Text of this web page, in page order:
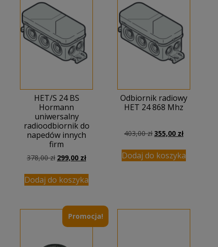
HET/S 24 BS
Hormann
uniwersalny
radioodbiornik do
napedów innych
firm
378,00zł Pierwotna
wynosiła:
378,00 zł.
299,00 złAktualna
wynosi:
299,00 zł.
Dodaj do koszyka
Odbiornik radiowy
HET 24 868 Mhz
403,00zł Pierwotna
wynosiła:
403,00 zł.
355,00 złAktualna
wynosi:
355,00 zł.
Dodaj do koszyka
Promocja!